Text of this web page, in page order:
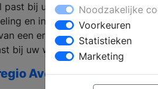
bij u en wat zijn de laatste
en inrichting van uw
een ervaren medewerker kunt
bij uw woonstijl, wensen en
Avenhorn
Noodzakelijke
Voorkeuren
Statistieken
Marketing